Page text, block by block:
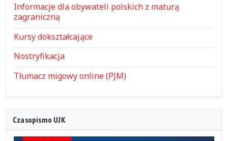
Informacje dla obywateli polskich z maturą
zagraniczną
Kursy dokształcające
Nostryfikacja
Tłumacz migowy online (PJM)
Czasopismo UJK